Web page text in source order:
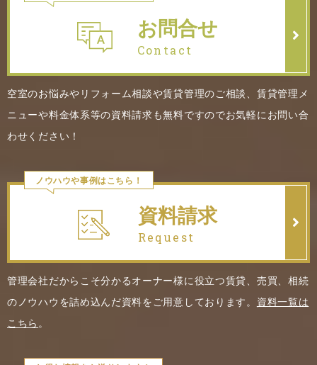
お問合せ
Contact
空室のお悩みやリフォーム相談や賃貸管理のご相談、賃貸管理メ
ニューや料金体系等の資料請求も無料ですのでお気軽にお問い合
わせください！
ノウハウや事例はこちら！
資料請求
Request
管理会社だからこそ分かるオーナー様に役立つ賃貸、売買、相続
のノウハウを詰め込んだ資料をご用意しております。 資料一覧は
こちら 。